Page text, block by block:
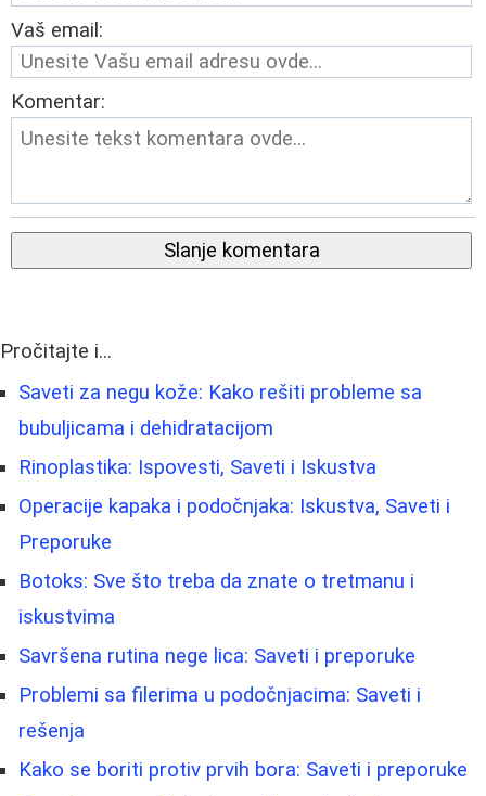
Vaš email:
Komentar:
Slanje komentara
Pročitajte i...
Saveti za negu kože: Kako rešiti probleme sa
bubuljicama i dehidratacijom
Rinoplastika: Ispovesti, Saveti i Iskustva
Operacije kapaka i podočnjaka: Iskustva, Saveti i
Preporuke
Botoks: Sve što treba da znate o tretmanu i
iskustvima
Savršena rutina nege lica: Saveti i preporuke
Problemi sa filerima u podočnjacima: Saveti i
rešenja
Kako se boriti protiv prvih bora: Saveti i preporuke